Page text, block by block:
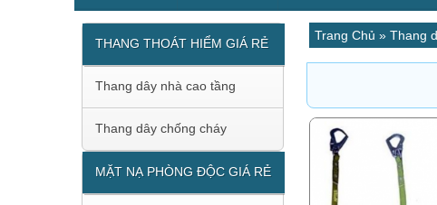
Trang Chủ » Thang
THANG THOÁT HIỂM GIÁ RẺ
Thang dây nhà cao tầng
Thang dây chống cháy
MẶT NẠ PHÒNG ĐỘC GIÁ RẺ